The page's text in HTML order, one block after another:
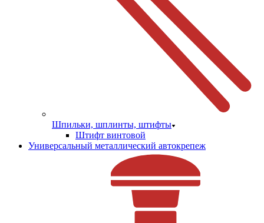
Шпильки, шплинты, штифты
Штифт винтовой
Универсальный металлический автокрепеж